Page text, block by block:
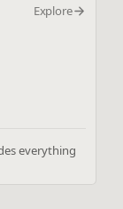
Explore
everything